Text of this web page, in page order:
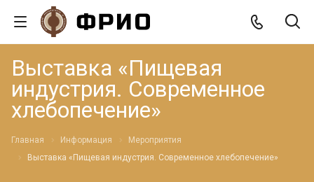
Выставка «Пищевая
индустрия. Современное
хлебопечение»
Главная Информация
Мероприятия
Выставка «Пищевая индустрия. Современное хлебопечение»